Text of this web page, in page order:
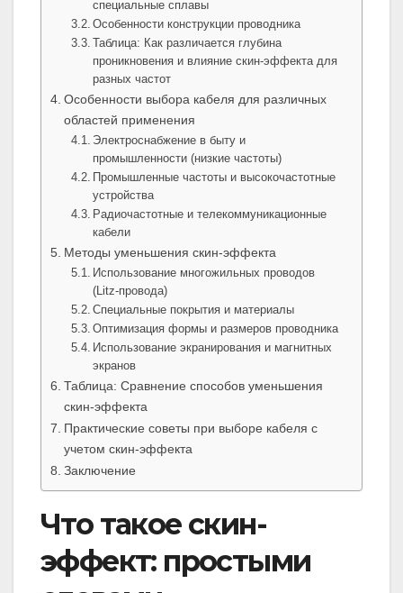
специальные сплавы
Особенности конструкции проводника
Таблица: Как различается глубина
проникновения и влияние скин-эффекта для
разных частот
Особенности выбора кабеля для различных
областей применения
Электроснабжение в быту и
промышленности (низкие частоты)
Промышленные частоты и высокочастотные
устройства
Радиочастотные и телекоммуникационные
кабели
Методы уменьшения скин-эффекта
Использование многожильных проводов
(Litz-провода)
Специальные покрытия и материалы
Оптимизация формы и размеров проводника
Использование экранирования и магнитных
экранов
Таблица: Сравнение способов уменьшения
скин-эффекта
Практические советы при выборе кабеля с
учетом скин-эффекта
Заключение
Что такое скин-
эффект: простыми